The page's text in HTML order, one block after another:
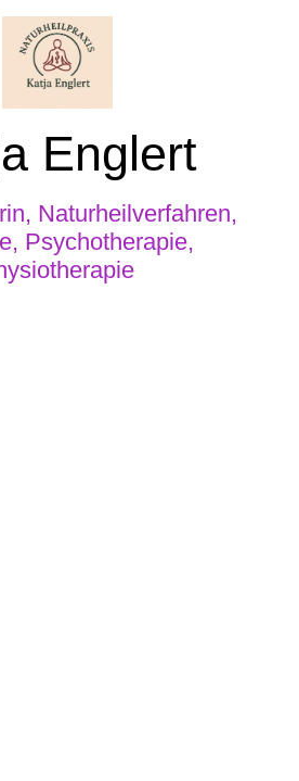
Englert
Naturheilverfahren,
Psychotherapie,